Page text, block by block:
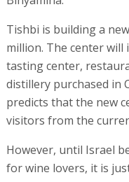
Tishbi is building a
million. The center will
tasting center,
distillery purchased in
predicts that the new
visitors from the
However, until Israel
for wine lovers, it is